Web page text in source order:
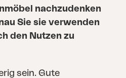
nachzudenken
Sie sie verwenden
den Nutzen zu
sein. Gute